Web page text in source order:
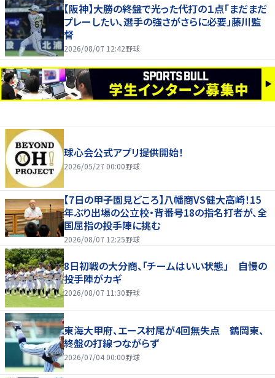
【阪神】大勝の終盤で光った代打の１点「まだまだ
プレーしたい、選手の強さがさらに必要」藤川監
督
2026/08/07 12:42野球
球心会公式アプリ提供開始！
2026/05/27 00:00野球
【7日の甲子園見どころ】八幡商VS健大高崎！15
年ぶり出場の公立校・背番号18の指名打者が、全
国屈指の投手陣に挑む
2026/08/07 12:25野球
8日初戦の大分商、「チームはいい状態」 自慢の
投手陣がカギ
2026/08/07 11:30野球
東海大甲府、エース村尾が4回無失点 鶴岡東、
終盤の打線つながらず
2026/07/04 00:00野球